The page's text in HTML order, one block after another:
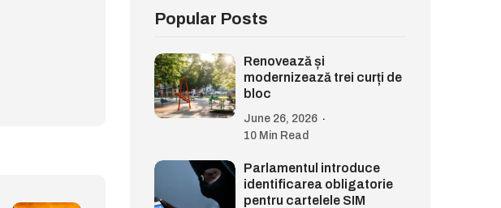
Popular Posts
Renovează și
modernizează trei curți de
bloc
June 26, 2026
10 Min Read
Parlamentul introduce
identificarea obligatorie
pentru cartelele SIM